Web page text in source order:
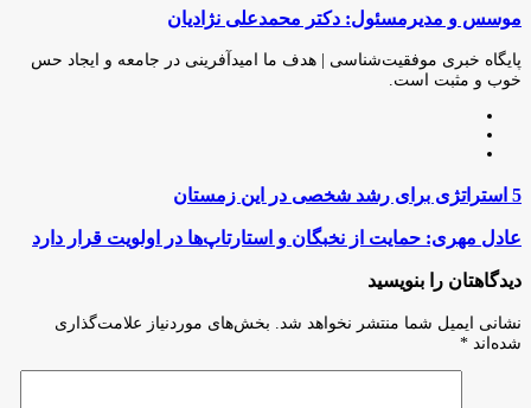
از
ایمیل
موسس و مدیرمسئول: دکتر محمدعلی نژادیان
پایگاه خبری موفقیت‌شناسی | هدف ما امیدآفرینی در جامعه و ایجاد حس
خوب و مثبت است.
5
استراتژی‌
برای
رشد
شخصی
در
این
زمستان
5 استراتژی‌ برای رشد شخصی در این زمستان
عادل
حمایت
نخبگان
و
عادل مهری: حمایت از نخبگان و استارتاپ‌ها در اولویت قرار دارد
دیدگاهتان را بنویسید
نشانی ایمیل شما منتشر نخواهد شد.
بخش‌های موردنیاز علامت‌گذاری
شده‌اند *